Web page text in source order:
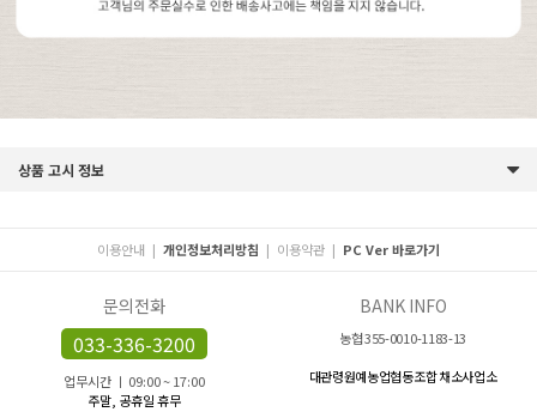
상품 고시 정보
이용안내 | 개인정보처리방침 | 이용약관 | PC Ver 바로가기
문의전화
033-336-3200
업무시간 ㅣ 09:00 ~ 17:00
주말, 공휴일 휴무
BANK INFO
농협 355-0010-1183-13
대관령원예농업협동조합 채소사업소